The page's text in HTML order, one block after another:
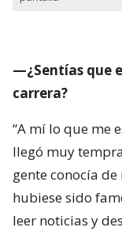
—¿Sentías que
carrera?
“A mí lo que me
llegó muy
gente conocía
hubiese sido
leer noticias y